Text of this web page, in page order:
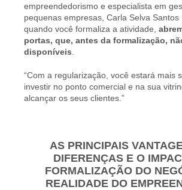
empreendedorismo e especialista em
pequenas empresas, Carla Selva Santos
quando você formaliza a atividade,
portas, que, antes da formalização,
disponíveis
“Com a regularização, você estará mais
investir no ponto comercial e na sua
alcançar os seus clientes.”
AS PRINCIPAIS
DIFERENÇAS E O
FORMALIZAÇÃO DO
REALIDADE DO